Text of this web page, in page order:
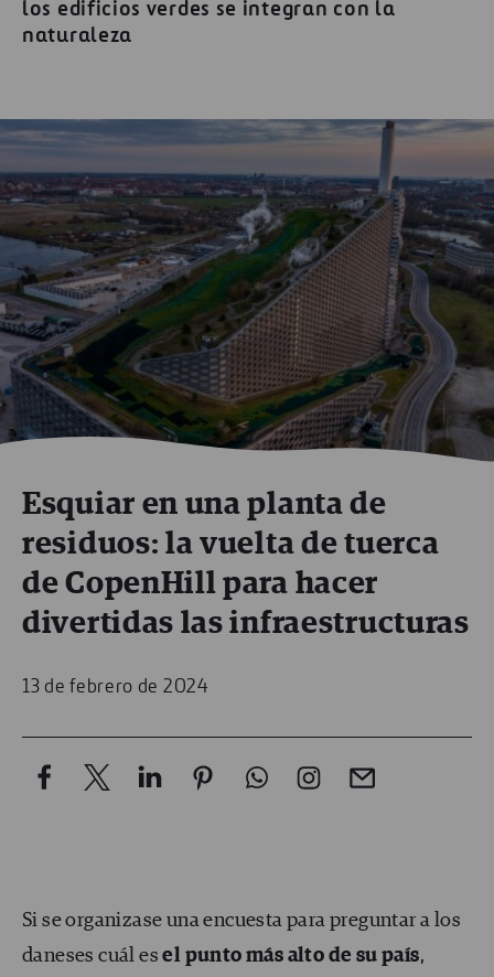
los edificios verdes se integran con la
naturaleza
Esquiar en una planta de
residuos: la vuelta de tuerca
de CopenHill para hacer
divertidas las infraestructuras
13 de febrero de 2024
Si se organizase una encuesta para preguntar a los
daneses cuál esel punto más alto de su país,